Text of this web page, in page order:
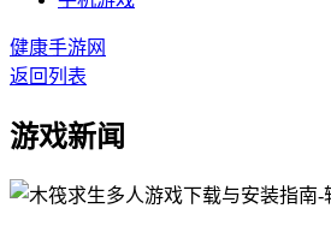
健康手游网
返回列表
游戏新闻